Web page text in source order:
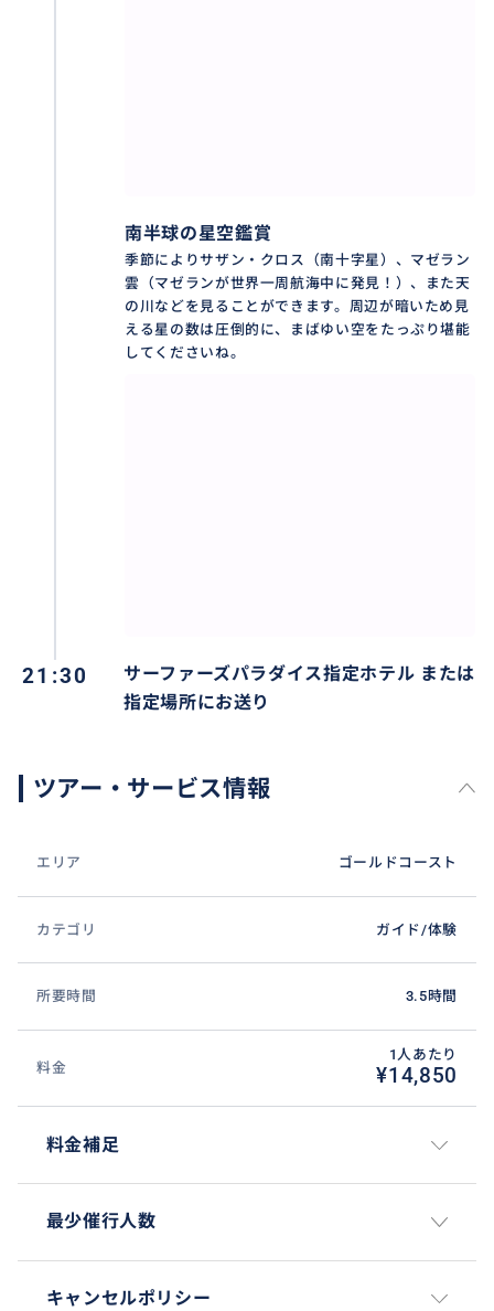
南半球の星空鑑賞
季節によりサザン・クロス（南十字星）、マゼラン
雲（マゼランが世界一周航海中に発見！）、また天
の川などを見ることができます。周辺が暗いため見
える星の数は圧倒的に、まばゆい空をたっぷり堪能
してくださいね。
21:30
サーファーズパラダイス指定ホテル または
指定場所にお送り
ツアー・サービス情報
エリア ゴールドコースト
カテゴリ ガイド/体験
所要時間 3.5時間
料金
1人あたり
¥14,850
料金補足
最少催行人数
キャンセルポリシー